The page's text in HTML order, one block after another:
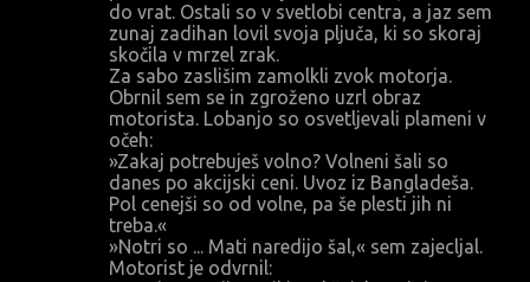
do vrat. Ostali so v svetlobi centra, a jaz sem
zunaj zadihan lovil svoja pljuča, ki so skoraj
skočila v mrzel zrak.
Za sabo zaslišim zamolkli zvok motorja.
Obrnil sem se in zgroženo uzrl obraz
motorista. Lobanjo so osvetljevali plameni v
očeh:
»Zakaj potrebuješ volno? Volneni šali so
danes po akcijski ceni. Uvoz iz Bangladeša.
Pol cenejši so od volne, pa še plesti jih ni
treba.«
»Notri so ... Mati naredijo šal,« sem zajecljal.
Motorist je odvrnil: